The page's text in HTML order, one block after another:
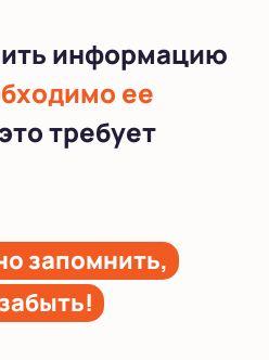
информацию
ее
требует
запомнить,